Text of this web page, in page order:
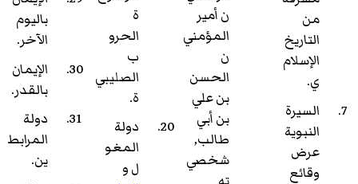
من
التاريخ
الإسلام
ي.
السيرة
النبوية
عرض
وقائع
ن أمير
المؤمني
ن
الحسن
بن علي
بن أبي
طالب,
شخصي
ة
الحرو
ب
الصليبي
ة.
دولة
المغو
ل و
باليوم
الآخر.
الإيمان
بالقدر.
دولة
المرابط
ين.